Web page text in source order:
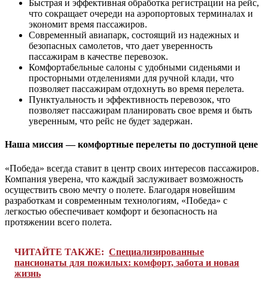
Быстрая и эффективная обработка регистрации на рейс,
что сокращает очереди на аэропортовых терминалах и
экономит время пассажиров.
Современный авиапарк, состоящий из надежных и
безопасных самолетов, что дает уверенность
пассажирам в качестве перевозок.
Комфортабельные салоны с удобными сиденьями и
просторными отделениями для ручной клади, что
позволяет пассажирам отдохнуть во время перелета.
Пунктуальность и эффективность перевозок, что
позволяет пассажирам планировать свое время и быть
уверенным, что рейс не будет задержан.
Наша миссия — комфортные перелеты по доступной цене
«Победа» всегда ставит в центр своих интересов пассажиров.
Компания уверена, что каждый заслуживает возможность
осуществить свою мечту о полете. Благодаря новейшим
разработкам и современным технологиям, «Победа» с
легкостью обеспечивает комфорт и безопасность на
протяжении всего полета.
ЧИТАЙТЕ ТАКЖЕ: Специализированные
пансионаты для пожилых: комфорт, забота и новая
жизнь